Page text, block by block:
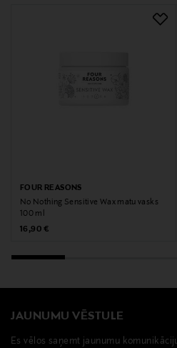
FOUR REASONS
No Nothing Sensitive Wax matu vasks
100 ml
Original Price
16,90 €
JAUNUMU VĒSTULE
Es vēlos saņemt jaunumu